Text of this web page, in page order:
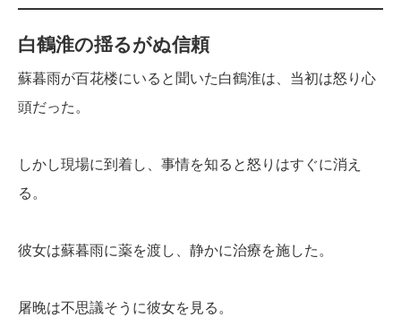
白鶴淮の揺るがぬ信頼
蘇暮雨が百花楼にいると聞いた白鶴淮は、当初は怒り心
頭だった。
しかし現場に到着し、事情を知ると怒りはすぐに消え
る。
彼女は蘇暮雨に薬を渡し、静かに治療を施した。
屠晚は不思議そうに彼女を見る。